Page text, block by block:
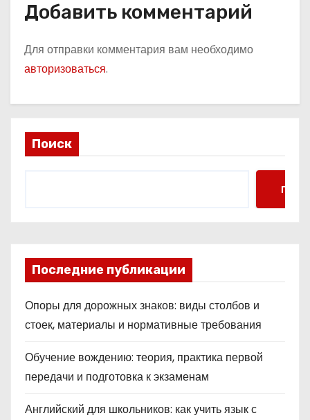
Добавить комментарий
Для отправки комментария вам необходимо
авторизоваться.
Поиск
Поиск
Последние публикации
Опоры для дорожных знаков: виды столбов и
стоек, материалы и нормативные требования
Обучение вождению: теория, практика первой
передачи и подготовка к экзаменам
Английский для школьников: как учить язык с